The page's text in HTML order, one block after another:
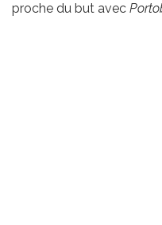
proche du but avec